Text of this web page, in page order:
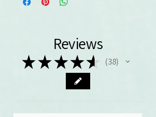
Reviews
★ ★★★★ 38
38